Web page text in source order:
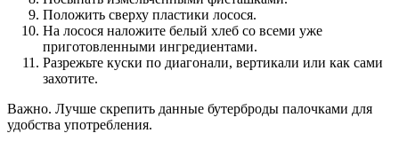
Положить сверху пластики лосося.
На лосося наложите белый хлеб со всеми уже
приготовленными ингредиентами.
Разрежьте куски по диагонали, вертикали или как сами
захотите.
Важно. Лучше скрепить данные бутерброды палочками для
удобства употребления.